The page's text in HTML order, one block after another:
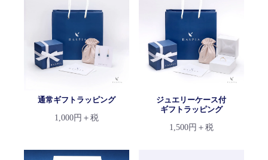
通常ギフトラッピング
1,000円＋税
ジュエリーケース付
ギフトラッピング
1,500円＋税